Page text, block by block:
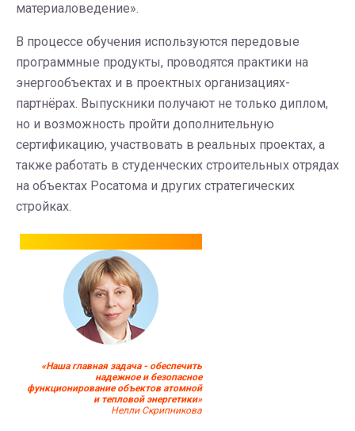
материаловедение».
В процессе обучения используются передовые
программные продукты, проводятся практики на
энергообъектах и в проектных организациях-
партнёрах. Выпускники получают не только диплом,
но и возможность пройти дополнительную
сертификацию, участвовать в реальных проектах, а
также работать в студенческих строительных отрядах
на объектах Росатома и других стратегических
стройках.
«Наша главная задача - обеспечить
надежное и безопасное
функционирование объектов атомной
и тепловой энергетики»
Нелли Скрипникова